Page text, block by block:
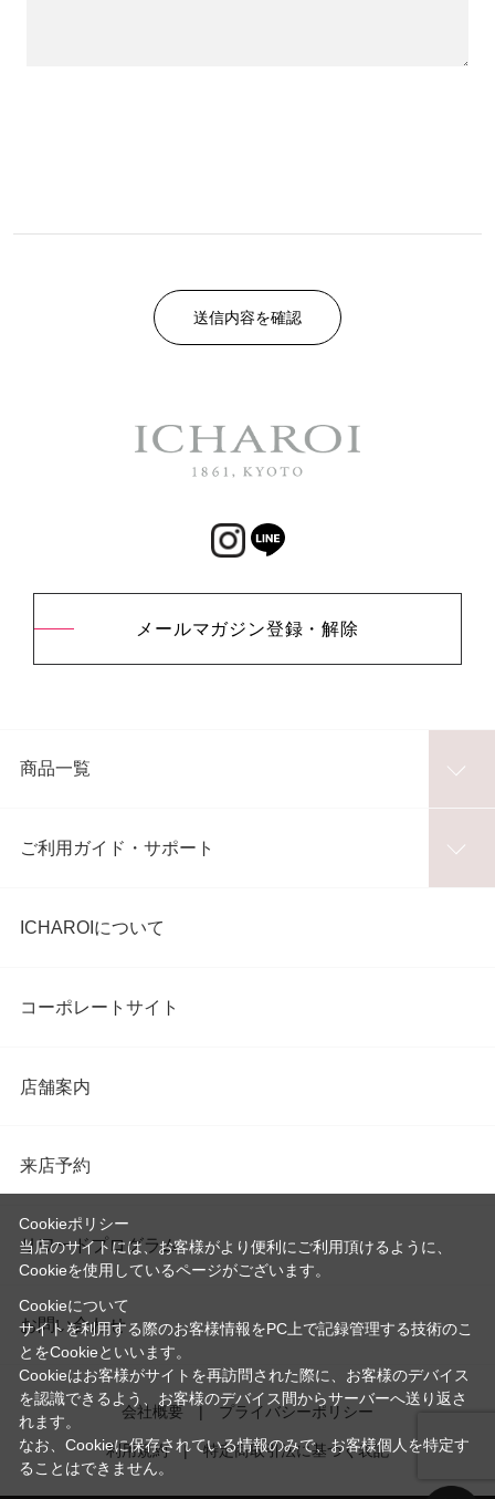
メールマガジン登録・解除
商品一覧
ご利用ガイド・サポート
ICHAROIについて
コーポレートサイト
店舗案内
来店予約
リワードプログラム
お問い合わせ
会社概要 プライバシーポリシー
利用規約 特定商取引法に基づく表記
Cookieポリシー
当店のサイトには、お客様がより便利にご利用頂けるように、
Cookieを使用しているページがございます。
Cookieについて
サイトを利用する際のお客様情報をPC上で記録管理する技術のこ
とをCookieといいます。
Cookieはお客様がサイトを再訪問された際に、お客様のデバイス
を認識できるよう、お客様のデバイス間からサーバーへ送り返さ
れます。
なお、Cookieに保存されている情報のみで、お客様個人を特定す
ることはできません。